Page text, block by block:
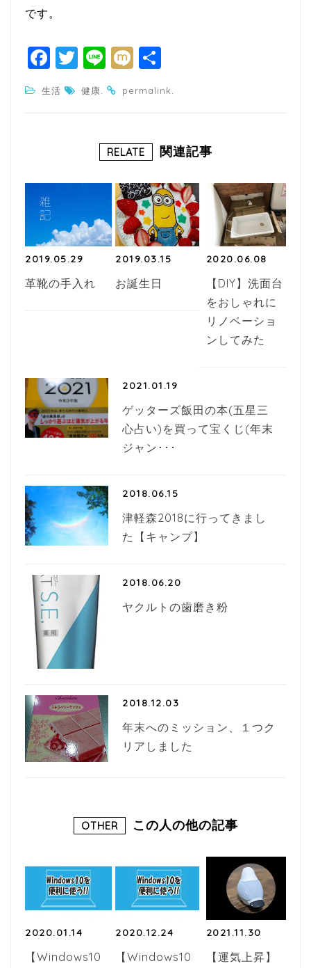
です。
F
a
c
o
k
T
w
itt
Li
n
e
M
ixi 有
生活 健康. permalink.
RELATE 関連記事
2019.05.29
革靴の手入れ
2019.03.15
お誕生日
2020.06.08
【DIY】洗面台
をおしゃれに
リノベーショ
ンしてみた
2021.01.19
ゲッターズ飯田の本(五星三
心占い)を買って宝くじ(年末
ジャン･･･
2018.06.15
津軽森2018に行ってきまし
た【キャンプ】
2018.06.20
ヤクルトの歯磨き粉
2018.12.03
年末へのミッション、１つク
リアしました
OTHER この人の他の記事
2020.01.14
【Windows10
2020.12.24
【Windows10
2021.11.30
【運気上昇】